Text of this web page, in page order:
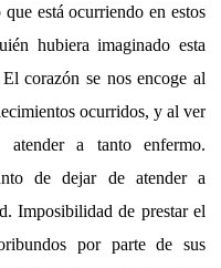
está ocurriendo en estos
hubiera imaginado esta
corazón se nos encoge al
ocurridos, y al ver
a tanto enfermo.
de dejar de atender a
Imposibilidad de prestar el
por parte de sus